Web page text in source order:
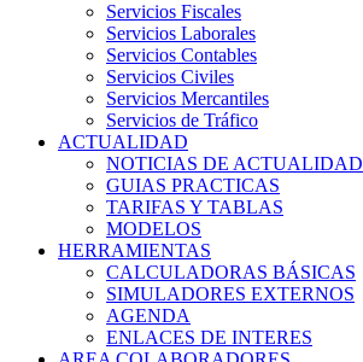
Servicios Fiscales
Servicios Laborales
Servicios Contables
Servicios Civiles
Servicios Mercantiles
Servicios de Tráfico
ACTUALIDAD
NOTICIAS DE ACTUALIDAD
GUIAS PRACTICAS
TARIFAS Y TABLAS
MODELOS
HERRAMIENTAS
CALCULADORAS BÁSICAS
SIMULADORES EXTERNOS
AGENDA
ENLACES DE INTERES